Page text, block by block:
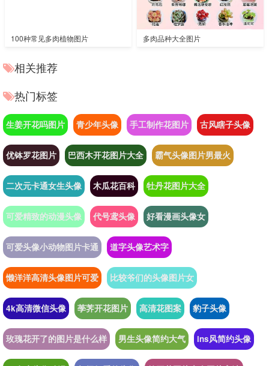
100种常见多肉植物图片 多肉品种大全图片
相关推荐
热门标签
生姜开花吗图片 青少年头像 手工制作花图片 古风瞎子头像
优钵罗花图片 巴西木开花图片大全 霸气头像图片男最火
二次元卡通女生头像 木瓜花百科 牡丹花图片大全
可爱精致的动漫头像 代号鸢头像 好看漫画头像女
可爱头像小动物图片卡通 道字头像艺术字
懒洋洋高清头像图片可爱 比较爷们的头像图片女
4k高清微信头像 荸荠开花图片 高清花图案 豹子头像
玫瑰花开了的图片是什么样 男生头像简约大气 ins风简约头像